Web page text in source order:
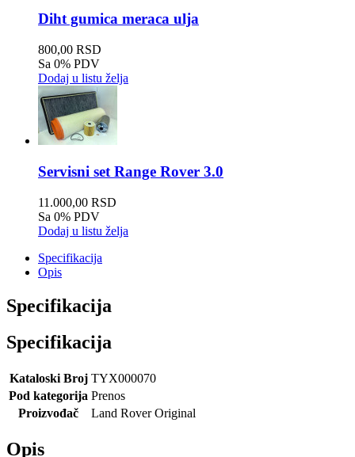
Diht gumica meraca ulja
800,00 RSD
Sa 0% PDV
Dodaj u listu želja
Servisni set Range Rover 3.0
11.000,00 RSD
Sa 0% PDV
Dodaj u listu želja
Specifikacija
Opis
Specifikacija
Specifikacija
Kataloski Broj TYX000070
Pod kategorija Prenos
Proizvođač
Land Rover Original
Opis